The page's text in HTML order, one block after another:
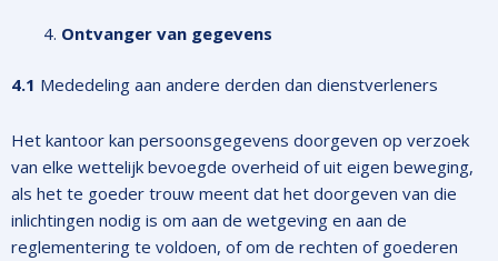
Ontvanger van gegevens
4.1 Mededeling aan andere derden dan dienstverleners
Het kantoor kan persoonsgegevens doorgeven op verzoek
van elke wettelijk bevoegde overheid of uit eigen beweging,
als het te goeder trouw meent dat het doorgeven van die
inlichtingen nodig is om aan de wetgeving en aan de
reglementering te voldoen, of om de rechten of goederen